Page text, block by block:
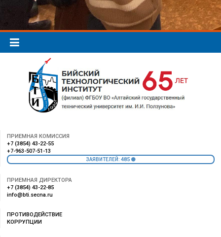
ПРИЕМНАЯ КОМИССИЯ
+7 (3854) 43-22-55
+7-963-507-51-13
ЗАЯВИТЕЛЕЙ: 485
ПРИЕМНАЯ ДИРЕКТОРА
+7 (3854) 43-22-85
info@bti.secna.ru
ПРОТИВОДЕЙСТВИЕ
КОРРУПЦИИ